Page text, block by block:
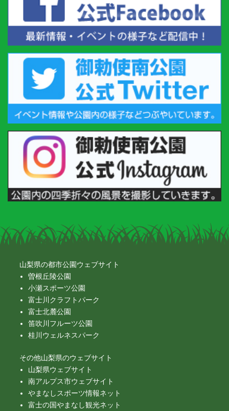
山梨県の都市公園ウェブサイト
曽根丘陵公園
小瀬スポーツ公園
富士川クラフトパーク
富士北麓公園
笛吹川フルーツ公園
桂川ウェルネスパーク
その他山梨県のウェブサイト
山梨県ウェブサイト
南アルプス市ウェブサイト
やまなしスポーツ情報ネット
富士の国やまなし観光ネット